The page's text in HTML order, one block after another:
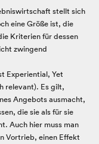
stellt sich
eine Größe ist, die
Kriterien für dessen
zwingend
Experiential, Yet
relevant). Es gilt,
Angebots ausmacht,
die sie als für sie
Auch hier muss man
Vortrieb, einen Effekt